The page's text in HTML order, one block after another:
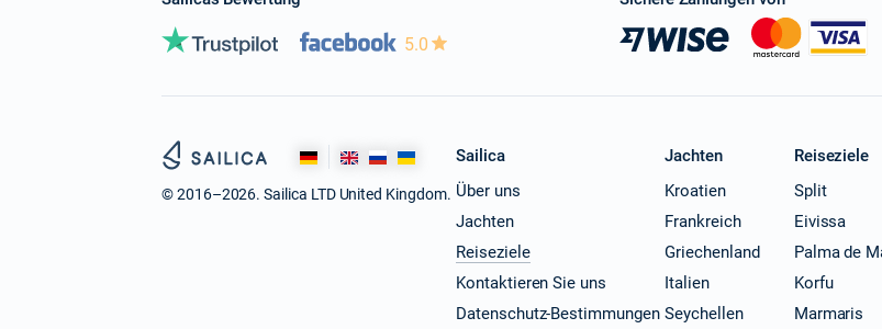
5.0
© 2016–2026. Sailica LTD United Kingdom.
Sailica
Über uns
Jachten
Reiseziele
Kontaktieren Sie uns
Datenschutz-Bestimmungen
Jachten
Kroatien
Frankreich
Griechenland
Italien
Seychellen
Reiseziele
Split
Eivissa
Palma de
Korfu
Marmaris